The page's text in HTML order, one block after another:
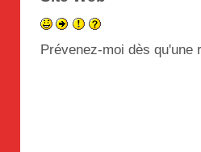
Prévenez-moi dès qu'une